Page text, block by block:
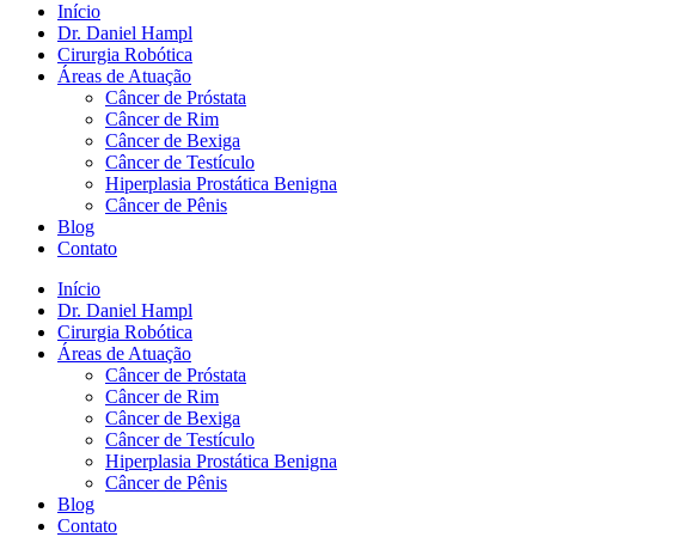
Início
Dr. Daniel Hampl
Cirurgia Robótica
Áreas de Atuação
Câncer de Próstata
Câncer de Rim
Câncer de Bexiga
Câncer de Testículo
Hiperplasia Prostática Benigna
Câncer de Pênis
Blog
Contato
Início
Dr. Daniel Hampl
Cirurgia Robótica
Áreas de Atuação
Câncer de Próstata
Câncer de Rim
Câncer de Bexiga
Câncer de Testículo
Hiperplasia Prostática Benigna
Câncer de Pênis
Blog
Contato